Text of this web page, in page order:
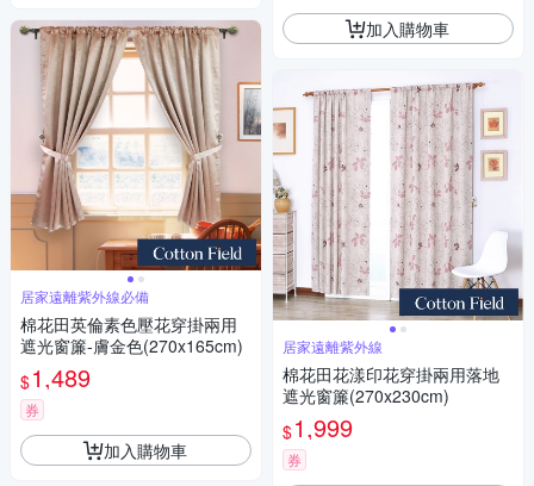
居家遠離紫外線必備
棉花田英倫素色壓花穿掛兩用
遮光窗簾-膚金色(270x165cm)
$1,489
券
加入購物車
加入購物車
居家遠離紫外線
棉花田花漾印花穿掛兩用落地
遮光窗簾(270x230cm)
$1,999
券